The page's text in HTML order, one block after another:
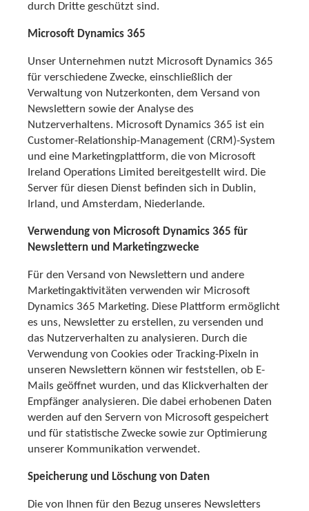
durch Dritte geschützt sind.
Microsoft Dynamics 365
Unser Unternehmen nutzt Microsoft Dynamics 365
für verschiedene Zwecke, einschließlich der
Verwaltung von Nutzerkonten, dem Versand von
Newslettern sowie der Analyse des
Nutzerverhaltens. Microsoft Dynamics 365 ist ein
Customer-Relationship-Management (CRM)-System
und eine Marketingplattform, die von Microsoft
Ireland Operations Limited bereitgestellt wird. Die
Server für diesen Dienst befinden sich in Dublin,
Irland, und Amsterdam, Niederlande.
Verwendung von Microsoft Dynamics 365 für
Newslettern und Marketingzwecke
Für den Versand von Newslettern und andere
Marketingaktivitäten verwenden wir Microsoft
Dynamics 365 Marketing. Diese Plattform ermöglicht
es uns, Newsletter zu erstellen, zu versenden und
das Nutzerverhalten zu analysieren. Durch die
Verwendung von Cookies oder Tracking-Pixeln in
unseren Newslettern können wir feststellen, ob E-
Mails geöffnet wurden, und das Klickverhalten der
Empfänger analysieren. Die dabei erhobenen Daten
werden auf den Servern von Microsoft gespeichert
und für statistische Zwecke sowie zur Optimierung
unserer Kommunikation verwendet.
Speicherung und Löschung von Daten
Die von Ihnen für den Bezug unseres Newsletters